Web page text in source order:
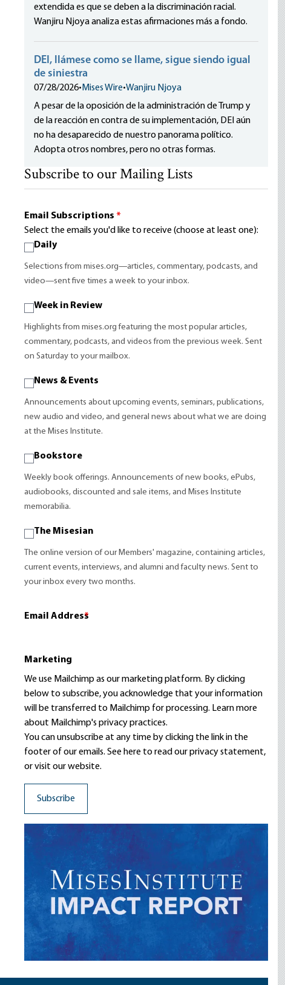
extendida es que se deben a la discriminación racial.
Wanjiru Njoya analiza estas afirmaciones más a fondo.
DEI, llámese como se llame, sigue siendo igual
de siniestra
07/28/2026• Mises Wire•Wanjiru Njoya
A pesar de la oposición de la administración de Trump y
de la reacción en contra de su implementación, DEI aún
no ha desaparecido de nuestro panorama político.
Adopta otros nombres, pero no otras formas.
Subscribe to our Mailing Lists
Email Subscriptions *
Select the emails you'd like to receive (choose at least one):
Daily
Selections from mises.org—articles, commentary, podcasts, and
video—sent five times a week to your inbox.
Week in Review
Highlights from mises.org featuring the most popular articles,
commentary, podcasts, and videos from the previous week. Sent
on Saturday to your mailbox.
News & Events
Announcements about upcoming events, seminars, publications,
new audio and video, and general news about what we are doing
at the Mises Institute.
Bookstore
Weekly book offerings. Announcements of new books, ePubs,
audiobooks, discounted and sale items, and Mises Institute
memorabilia.
The Misesian
The online version of our Members' magazine, containing articles,
current events, interviews, and alumni and faculty news. Sent to
your inbox every two months.
Email Address
*
Marketing
We use Mailchimp as our marketing platform. By clicking
below to subscribe, you acknowledge that your information
will be transferred to Mailchimp for processing. Learn more
about Mailchimp's privacy practices.
You can unsubscribe at any time by clicking the link in the
footer of our emails. See here to read ourprivacy statement,
or visit our website.